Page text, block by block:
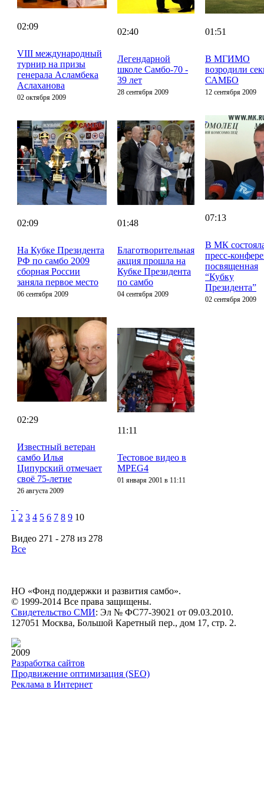
02:09
VIII международный
турнир на призы
генерала Асламбека
Аслаханова
02 октября 2009
02:40
Легендарной
школе Самбо-70 -
39 лет
28 сентября 2009
01:51
В МГИМО
возродили
САМБО
12 сентября 2009
02:09
На Кубке Президента
РФ по самбо 2009
сборная России
заняла первое место
06 сентября 2009
01:48
Благотворительная
акция прошла на
Кубке Президента
по самбо
04 сентября 2009
07:13
В МК
пресс-
посвященная
“Кубку
Президента”
02 сентября 2009
02:29
Известный ветеран
самбо Илья
Ципурский отмечает
своё 75-летие
26 августа 2009
11:11
Тестовое видео в
MPEG4
01 января 2001 в 11:11
1 2 3 4 5 6 7 8 9 10
Видео 271 - 278 из 278
Все
НО «Фонд поддержки и развития самбо».
© 1999-2014 Все права защищены.
Свидетельство СМИ: Эл № ФС77-39021 от 09.03.2010.
127051 Москва, Большой Каретный пер., дом 17, стр. 2.
2009
Разработка сайтов
Продвижение оптимизация (SEO)
Реклама в Интернет